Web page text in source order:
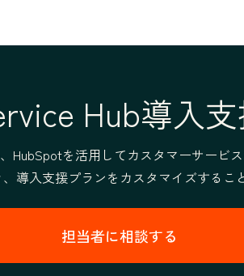
Hub導入
HubSpotを活用してカスタマーサービ
導入支援プランをカスタマイズするこ
担当者に相談する